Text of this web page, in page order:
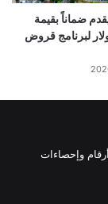
ضماناً بقيمة
لبرنامج قروض
أرقام وإحصاءات